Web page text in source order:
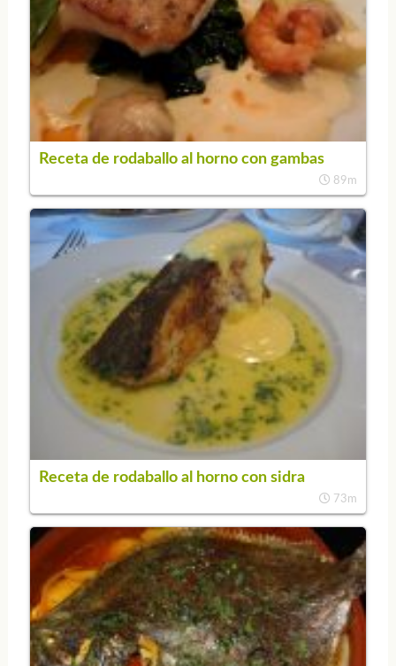
Receta de rodaballo al horno con gambas
89m
Receta de rodaballo al horno con sidra
73m